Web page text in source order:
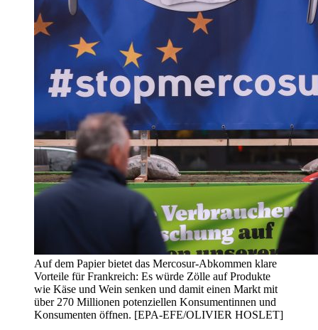
Auf dem Papier bietet das Mercosur-Abkommen klare
Vorteile für Frankreich: Es würde Zölle auf Produkte
wie Käse und Wein senken und damit einen Markt mit
über 270 Millionen potenziellen Konsumentinnen und
Konsumenten öffnen. [EPA-EFE/OLIVIER HOSLET]